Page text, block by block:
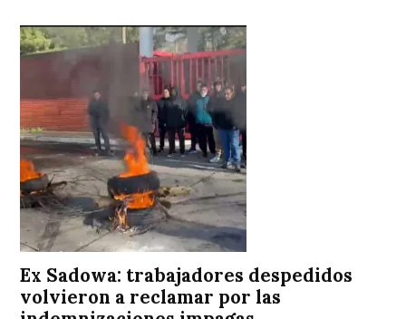
Ex Sadowa: trabajadores despedidos
volvieron a reclamar por las